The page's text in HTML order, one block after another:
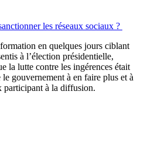
les réseaux sociaux ?
en quelques jours ciblant
à l’élection présidentielle,
la lutte contre les ingérences était
gouvernement à en faire plus et à
participant à la diffusion.